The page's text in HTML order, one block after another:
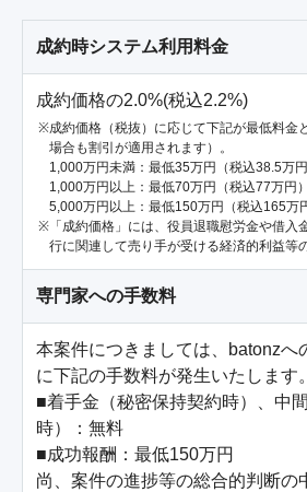
成約時システム利用料金
成約価格の2.0%(税込2.2%)
成約価格（税抜）に応じて下記が最低料金
場合も割引が適用されます）。
1,000万円未満：最低35万円（税込38.5万円
1,000万円以上：最低70万円（税込77万円）
5,000万円以上：最低150万円（税込165万
「成約価格」には、役員退職慰労金や借入
行に関連して売り手が受ける経済的利益等
専門家への手数料
本案件につきましては、batonzへ
に下記の手数料が発生いたします。
■着手金（秘密保持契約時）、中
時）：無料
■成功報酬：最低150万円
尚、案件の進捗等の総合的判断の